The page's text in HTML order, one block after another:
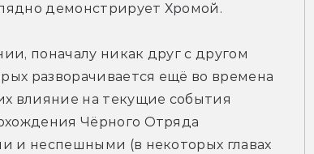
демонстрирует Хромой.
поначалу никак друг с другом
разворачивается ещё во времена
влияние на текущие события
Чёрного Отряда
и неспешными (в некоторых главах